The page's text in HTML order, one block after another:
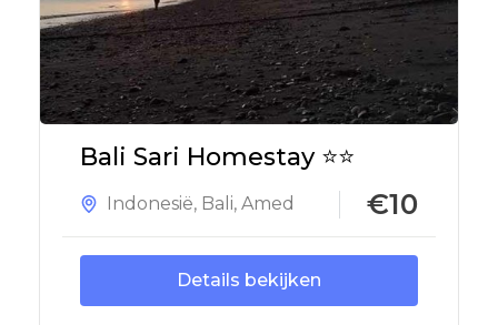
Bali Sari Homestay ⭐⭐
Indonesië, Bali, Amed €10
Details bekijken